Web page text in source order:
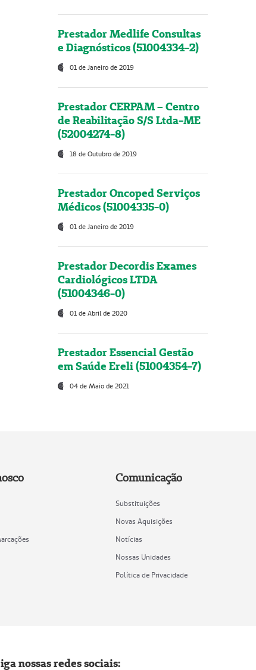
Prestador Medlife Consultas
e Diagnósticos (51004334-2)
01 de Janeiro de 2019
Prestador CERPAM – Centro
de Reabilitação S/S Ltda-ME
(52004274-8)
18 de Outubro de 2019
Prestador Oncoped Serviços
Médicos (51004335-0)
01 de Janeiro de 2019
Prestador Decordis Exames
Cardiológicos LTDA
(51004346-0)
01 de Abril de 2020
Prestador Essencial Gestão
em Saúde Ereli (51004354-7)
04 de Maio de 2021
Comunicação
Substituições
Novas Aquisições
Notícias
Nossas Unidades
Política de Privacidade
nossas redes sociais: